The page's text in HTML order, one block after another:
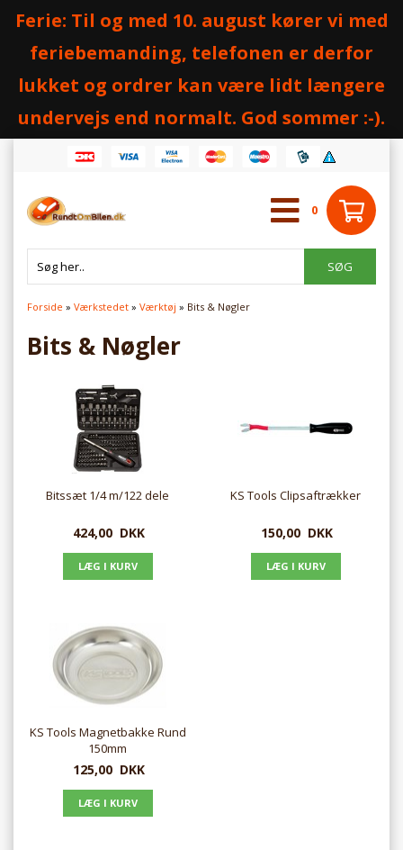
Ferie: Til og med 10. august kører vi med
feriebemanding, telefonen er derfor
lukket og ordrer kan være lidt længere
undervejs end normalt. God sommer :-).
0
Forside » Værkstedet » Værktøj » Bits & Nøgler
Bits & Nøgler
Bitssæt 1/4 m/122 dele
424,00 DKK
KS Tools Clipsaftrækker
150,00 DKK
KS Tools Magnetbakke Rund
150mm
125,00 DKK